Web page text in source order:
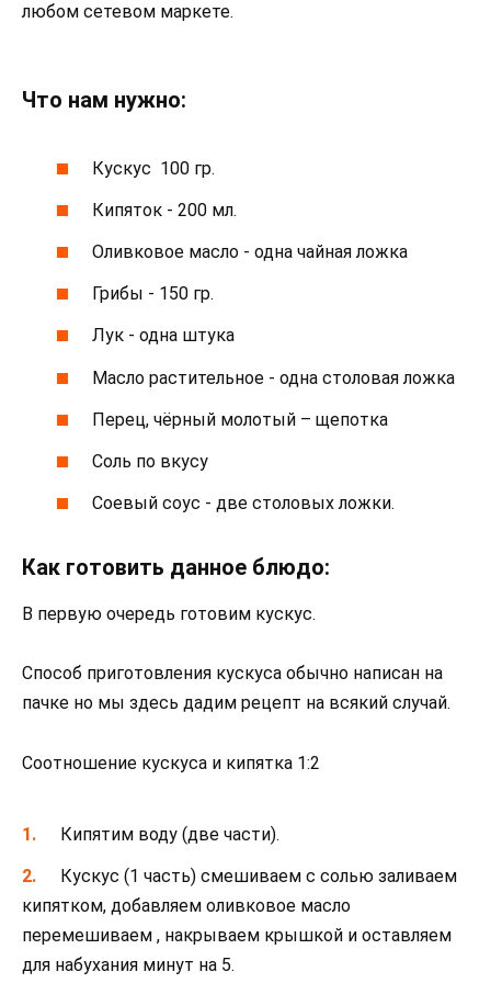
любом сетевом маркете.
Что нам нужно:
Кускус ­ 100 гр.
Кипяток ‑ 200 мл.
Оливковое масло ‑ одна чайная ложка
Грибы ‑ 150 гр.
Лук ‑ одна штука
Масло растительное ‑ одна столовая ложка
Перец, чёрный молотый – щепотка
Соль по вкусу
Соевый соус ‑ две столовых ложки.
Как готовить данное блюдо:
В первую очередь готовим кускус.
Способ приготовления кускуса обычно написан на
пачке но мы здесь дадим рецепт на всякий случай.
Соотношение кускуса и кипятка 1:2
Кипятим воду (две части).
Кускус (1 часть) смешиваем с солью заливаем
кипятком, добавляем оливковое масло
перемешиваем , накрываем крышкой и оставляем
для набухания минут на 5.